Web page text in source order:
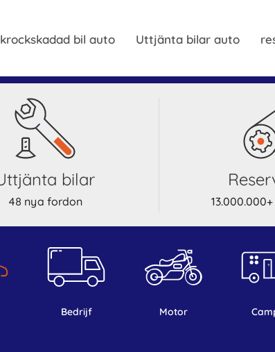
krockskadad bil auto Uttjänta bilar auto
Uttjänta bilar
48 nya fordon
bedrijf motor